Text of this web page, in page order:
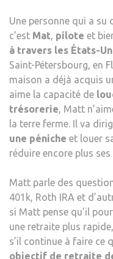
Une personne qui a su
c’est Mat, pilote et
à travers les États-
Saint-Pétersbourg, en
maison a déjà acquis
aime la capacité de
trésorerie, Matt
la terre ferme. Il va
une péniche et louer
réduire encore plus
Matt parle des
401k, Roth IRA et
si Matt pense qu’il
une retraite plus
s’il continue à faire ce
objectif de retraite